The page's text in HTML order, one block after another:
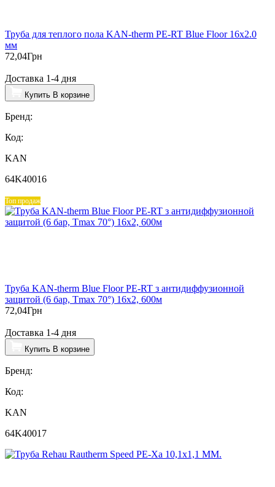
Труба для теплого пола KAN-therm PE-RT Blue Floor 16х2.0
мм
72,04Грн
Доставка 1-4 дня
Купить В корзине
Бренд:
Код:
KAN
64K40016
Топ продаж
Труба KAN-therm Blue Floor PE-RT з антидиффузионной
защитой (6 бар, Tmax 70°) 16x2, 600м
72,04Грн
Доставка 1-4 дня
Купить В корзине
Бренд:
Код:
KAN
64K40017